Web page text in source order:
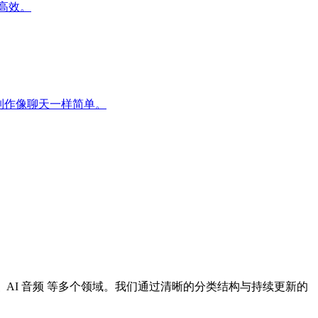
效。
像聊天一样简单。
音频 等多个领域。我们通过清晰的分类结构与持续更新的